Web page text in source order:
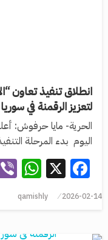
انطلاق تنفيذ تعاون
لتعزيز الرقمنة في سوريا
الحرية- مايا حرفوش:
اليوم بدء المرحلة
X
2026-02-14
qamishly